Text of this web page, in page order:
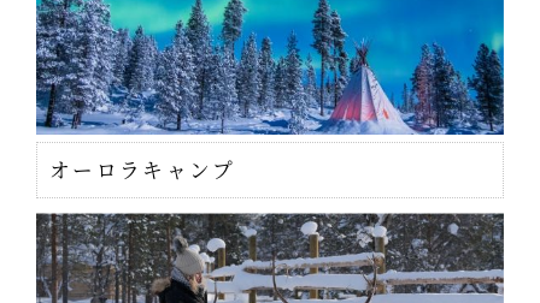
オーロラキャンプ